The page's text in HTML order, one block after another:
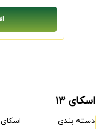
اسکای 13
دسته بندی
اسکای